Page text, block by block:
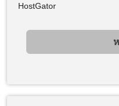
HostGator